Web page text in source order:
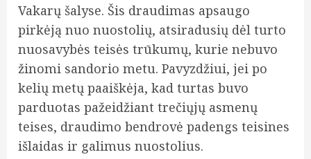
Vakarų šalyse. Šis draudimas apsaugo
pirkėją nuo nuostolių, atsiradusių dėl turto
nuosavybės teisės trūkumų, kurie nebuvo
žinomi sandorio metu. Pavyzdžiui, jei po
kelių metų paaiškėja, kad turtas buvo
parduotas pažeidžiant trečiųjų asmenų
teises, draudimo bendrovė padengs teisines
išlaidas ir galimus nuostolius.